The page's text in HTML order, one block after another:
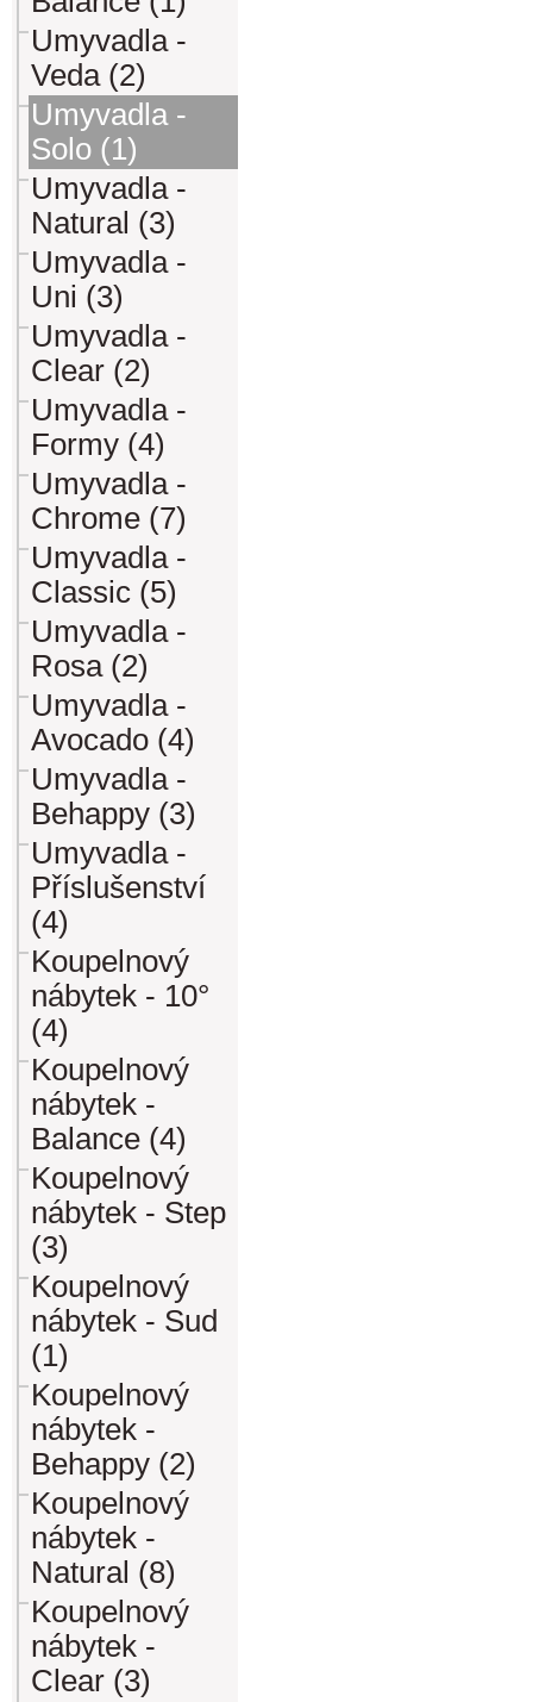
Umyvadla -
Veda (2)
Umyvadla -
Solo (1)
Umyvadla -
Natural (3)
Umyvadla -
Uni (3)
Umyvadla -
Clear (2)
Umyvadla -
Formy (4)
Umyvadla -
Chrome (7)
Umyvadla -
Classic (5)
Umyvadla -
Rosa (2)
Umyvadla -
Avocado (4)
Umyvadla -
Behappy (3)
Umyvadla -
Příslušenství
(4)
Koupelnový
nábytek - 10°
(4)
Koupelnový
nábytek -
Balance (4)
Koupelnový
nábytek - Step
(3)
Koupelnový
nábytek - Sud
(1)
Koupelnový
nábytek -
Behappy (2)
Koupelnový
nábytek -
Natural (8)
Koupelnový
nábytek -
Clear (3)